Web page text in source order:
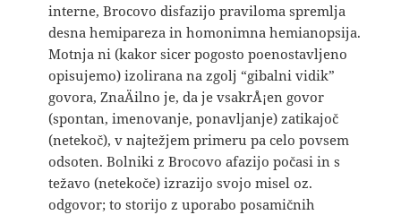
interne, Brocovo disfazijo praviloma spremlja
desna hemipareza in homonimna hemianopsija.
Motnja ni (kakor sicer pogosto poenostavljeno
opisujemo) izolirana na zgolj “gibalni vidik”
govora, ZnaÄilno je, da je vsakrÅ¡en govor
(spontan, imenovanje, ponavljanje) zatikajoč
(netekoč), v najtežjem primeru pa celo povsem
odsoten. Bolniki z Brocovo afazijo počasi in s
težavo (netekoče) izrazijo svojo misel oz.
odgovor; to storijo z uporabo posamičnih